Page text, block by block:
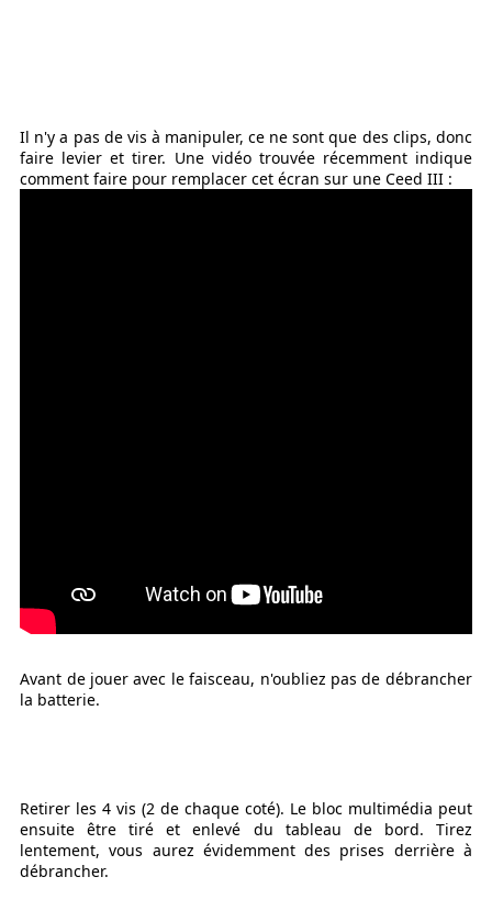
Il n'y a pas de vis à manipuler, ce ne sont que des clips, donc
faire levier et tirer. Une vidéo trouvée récemment indique
comment faire pour remplacer cet écran sur une Ceed III :
Avant de jouer avec le faisceau, n'oubliez pas de débrancher
la batterie.
Retirer les 4 vis (2 de chaque coté). Le bloc multimédia peut
ensuite être tiré et enlevé du tableau de bord. Tirez
lentement, vous aurez évidemment des prises derrière à
débrancher.